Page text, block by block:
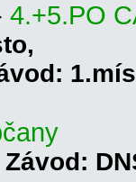
4.+5.PO
Závod: